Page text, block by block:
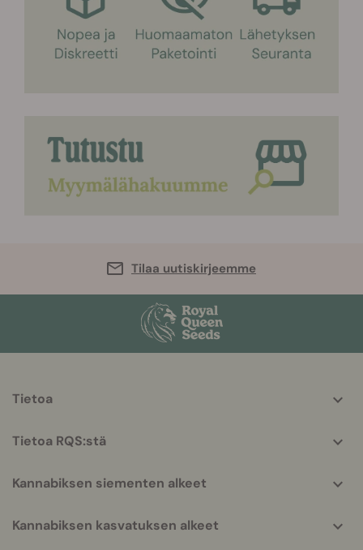
Tilaa uutiskirjeemme
helpful
Tietoa
Tietoa RQS:stä
Kannabiksen siementen alkeet
Kannabiksen kasvatuksen alkeet